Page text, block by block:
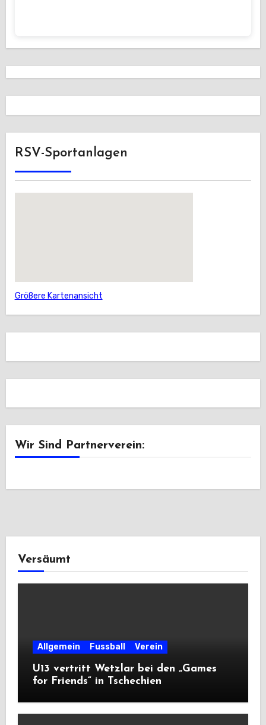
RSV-Sportanlagen
Größere Kartenansicht
Wir Sind Partnerverein:
Versäumt
Allgemein Fussball Verein
U13 vertritt Wetzlar bei den „Games
for Friends“ in Tschechien